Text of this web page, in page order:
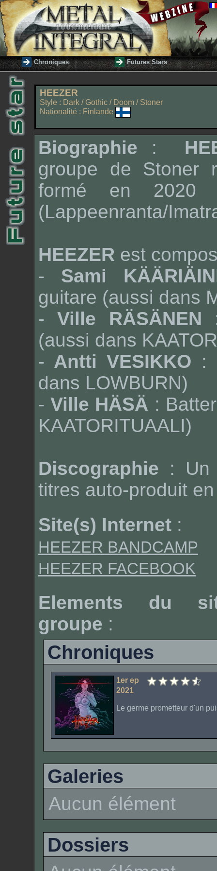
Chroniques Futures Stars
HEEZER
Style : Dark / Gothic / Doom / Stoner
Nationalité : Finlande
Biographie :
groupe de Stoner
formé en 2020
(Lappeenranta/
HEEZER est
- Sami
guitare (aussi dans
- Ville RÄSÄNEN
(aussi dans
- Antti VESIKKO :
dans LOWBURN)
- Ville HÄSÄ :
KAATORITUAALI)
Discographie : Un
titres auto-produit
Site(s) Internet :
HEEZER BANDCAMP
HEEZER FACEBOOK
Elements du
groupe :
Chroniques
1er ep
2021
Le germe prometteur d'un
Galeries
Aucun élément
Dossiers